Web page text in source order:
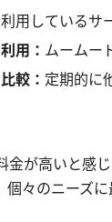
利用しているサ
用： ムームー
較： 定期的に
金が高いと感
々のニーズ